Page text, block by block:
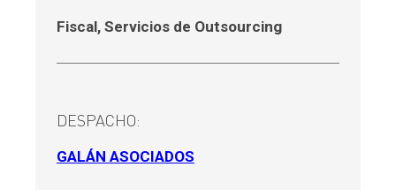
Fiscal, Servicios de Outsourcing
DESPACHO:
GALÁN ASOCIADOS